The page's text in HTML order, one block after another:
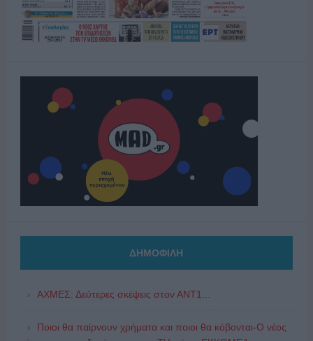
ΔΗΜΟΦΙΛΗ
ΑΧΜΕΣ: Δεύτερες σκέψεις στον ΑΝΤ1...
Ποιοι θα παίρνουν χρήματα και ποιοι θα κόβονται-Ο νέος